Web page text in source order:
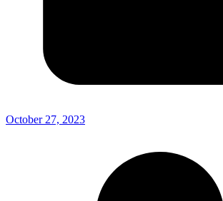
October 27, 2023